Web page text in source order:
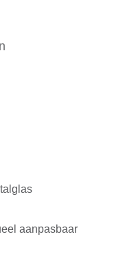
aanpasbaar